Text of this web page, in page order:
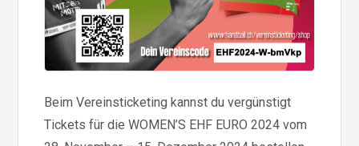
Beim Vereinsticketing kannst du vergünstigt
Tickets für die WOMEN’S EHF EURO 2024 vom